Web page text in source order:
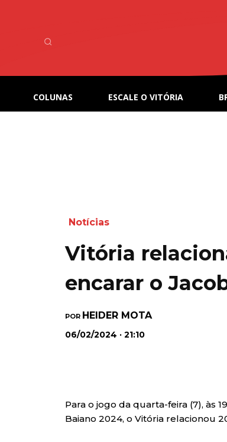
COLUNAS ESCALE O VITÓRIA
Notícias
Vitória
encarar o
POR HEIDER MOTA
06/02/2024 · 21:10
Para o jogo da quarta-feira (7), às
Baiano 2024, o Vitória relacionou